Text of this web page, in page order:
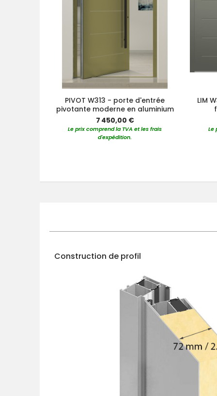
PIVOT W313 - porte d'entrée
pivotante moderne en aluminium
7 450,00 €
Le prix comprend la TVA et les frais
d'expédition.
LIM
Le